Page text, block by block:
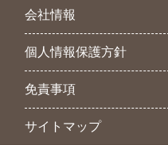
会社情報
個人情報保護方針
免責事項
サイトマップ